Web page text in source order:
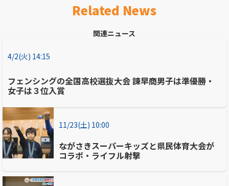
Related News
関連ニュース
4/2(火) 14:15
フェンシングの全国高校選抜大会 諫早商男子は準優勝・
女子は３位入賞
11/23(土) 10:00
ながさきスーパーキッズと県民体育大会が
コラボ・ライフル射撃